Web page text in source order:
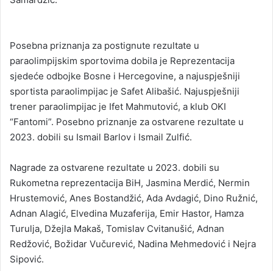
Posebna priznanja za postignute rezultate u
paraolimpijskim sportovima dobila je Reprezentacija
sjedeće odbojke Bosne i Hercegovine, a najuspješniji
sportista paraolimpijac je Safet Alibašić. Najuspješniji
trener paraolimpijac je Ifet Mahmutović, a klub OKI
“Fantomi”. Posebno priznanje za ostvarene rezultate u
2023. dobili su Ismail Barlov i Ismail Zulfić.
Nagrade za ostvarene rezultate u 2023. dobili su
Rukometna reprezentacija BiH, Jasmina Merdić, Nermin
Hrustemović, Anes Bostandžić, Ada Avdagić, Dino Ružnić,
Adnan Alagić, Elvedina Muzaferija, Emir Hastor, Hamza
Turulja, Džejla Makaš, Tomislav Cvitanušić, Adnan
Redžović, Božidar Vučurević, Nadina Mehmedović i Nejra
Sipović.